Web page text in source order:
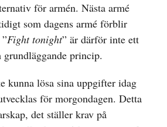
för armén. Nästa armé
som dagens armé förblir
Fight tonight” är därför inte ett
grundläggande princip.
kunna lösa sina uppgifter idag
för morgondagen. Detta
det ställer krav på